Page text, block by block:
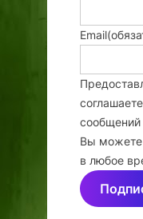
Email
сообщений
Вы можете
в любое